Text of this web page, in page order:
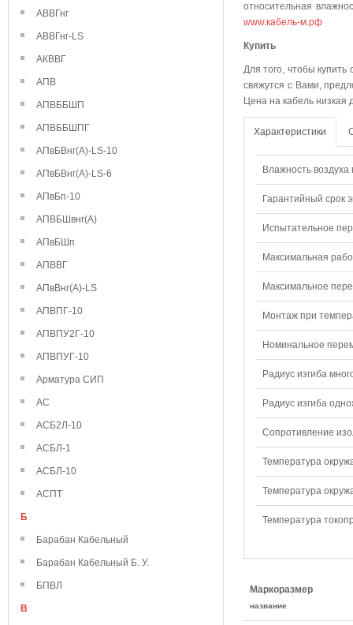
АВВГнг
АВВГнг-LS
АКВВГ
АПВ
АПВББШП
АПВББШПГ
АПвБВнг(А)-LS-10
АПвБВнг(А)-LS-6
АПвБп-10
АПВБШвнг(А)
АПвБШп
АПВВГ
АПвВнг(А)-LS
АПВПГ-10
АПВПУ2Г-10
АПВПУГ-10
Арматура СИП
АС
АСБ2Л-10
АСБЛ-1
АСБЛ-10
АСПТ
Б
Барабан Кабельный
Барабан Кабельный Б. У.
БПВЛ
В
относительная
www.кабель-м.рф
Для того, чтобы купить
свяжутся с Вами,
Цена на кабель низкая
Характеристики
Влажность воздуха
Гарантийный срок
Испытательное
Максимальная
Максимальное
Монтаж при
Номинальное
Радиус изгиба
Радиус изгиба
Сопротивление
Температура
Температура
Температура
Маркоразмер
название